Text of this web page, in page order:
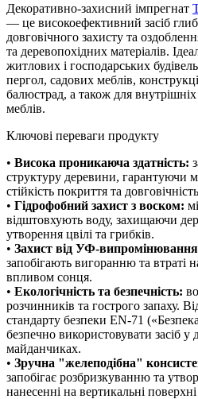
Декоративно-захисний імпрегнат
— це високоефективний засіб
довговічного захисту та
та деревопохідних матеріалів.
житлових і господарських
пергол, садових меблів,
балюстрад, а також для
меблів.
Ключові переваги продукту
• Висока проникаюча здатність:
структуру деревини, гарантуючи
стійкість покриття та
• Гідрофобний захист з воском:
відштовхують воду, захищаючи
утворення цвілі та грибків.
• Захист від УФ-
запобігають вигоранню та втраті
впливом сонця.
• Екологічність та безпечність:
розчинників та гострого запаху.
стандарту безпеки EN-71
безпечно використовувати засіб у
майданчиках.
• Зручна "желеподібна"
запобігає розбризкуванню та
нанесенні на вертикальні поверхні